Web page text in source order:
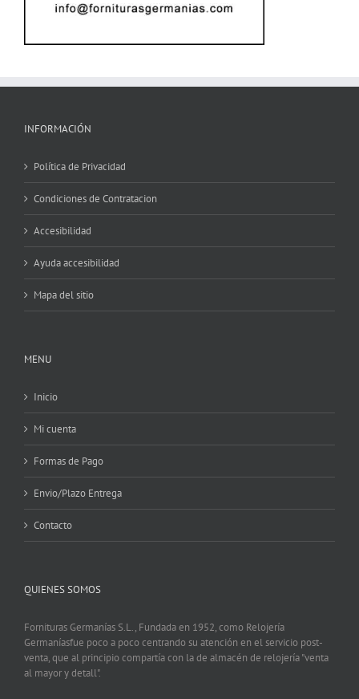
INFORMACIÓN
Política de Privacidad
Condiciones de Contratacion
Accesibilidad
Ayuda accesibilidad
Mapa del sitio
MENU
Inicio
Mi cuenta
Formas de Pago
Envio/Plazo Entrega
Contacto
QUIENES SOMOS
Fornituras Germanías S.L., Fundada en 1952, como Relojería
Germaníasfue poco a poco centrando su atención en el servicio post-
venta, que al principio compartía con la de almacén de relojería "venta
al mayor y detall".